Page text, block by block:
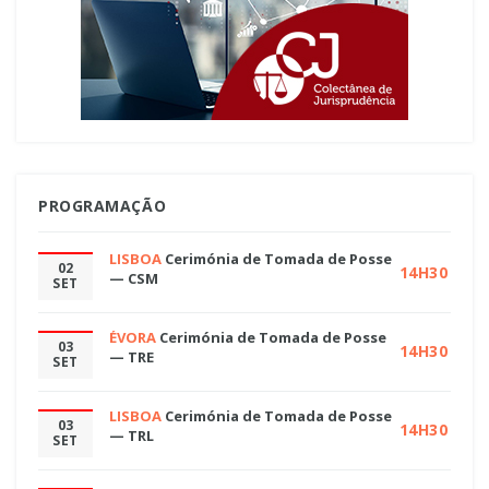
PROGRAMAÇÃO
02
SET
LISBOA Cerimónia de Tomada de Posse
— CSM
14H30
03
SET
ÉVORA Cerimónia de Tomada de Posse
— TRE
14H30
03
SET
LISBOA Cerimónia de Tomada de Posse
— TRL
14H30